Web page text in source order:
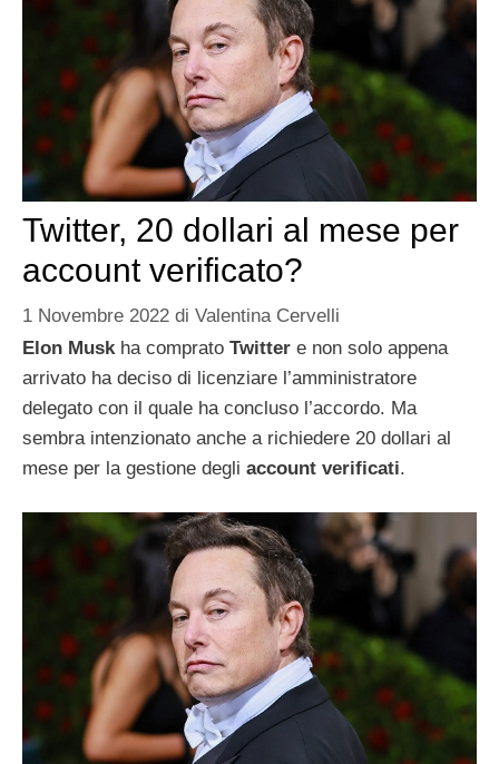
Twitter, 20 dollari al mese per
account verificato?
1 Novembre 2022 di Valentina Cervelli
Elon Muskha comprato Twitter e non solo appena
arrivato ha deciso di licenziare l’amministratore
delegato con il quale ha concluso l’accordo. Ma
sembra intenzionato anche a richiedere 20 dollari al
mese per la gestione degli account verificati.